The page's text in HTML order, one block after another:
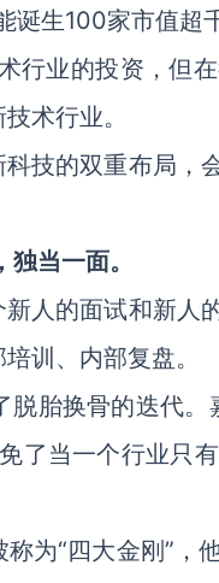
生100家市值超
行业的投资，但
术行业。
技的双重布局，
当一面。
人的面试和新人
训、内部复盘。
胎换骨的迭代
了当一个行业只
为“四大金刚”，